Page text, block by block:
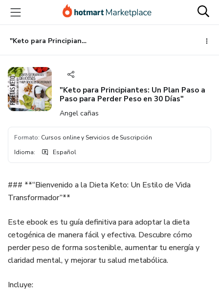
principal
página
de
página
"Keto para Principiantes: Un Plan Paso a Paso para Perder Peso en 30 Días"
"Keto para Principiantes: Un Plan Paso a
Paso para Perder Peso en 30 Días"
Angel cañas
Formato: Cursos online y Servicios de Suscripción
Idioma: Español
### **“Bienvenido a la Dieta Keto: Un Estilo de Vida
Transformador”**
Este ebook es tu guía definitiva para adoptar la dieta
cetogénica de manera fácil y efectiva. Descubre cómo
perder peso de forma sostenible, aumentar tu energía y
claridad mental, y mejorar tu salud metabólica.
Incluye: